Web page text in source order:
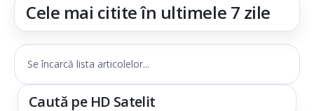
Cele mai citite în ultimele 7 zile
Se încarcă lista articolelor...
Caută pe HD Satelit